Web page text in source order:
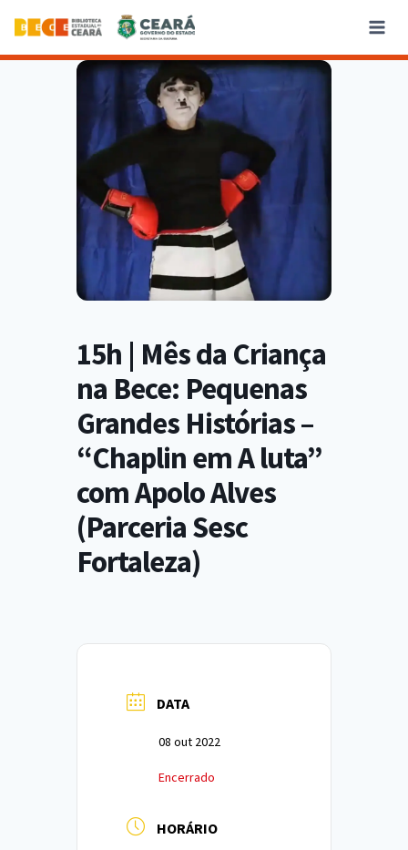
15h | Mês da Criança
na Bece: Pequenas
Grandes Histórias –
“Chaplin em A luta”
com Apolo Alves
(Parceria Sesc
Fortaleza)
DATA
08 out 2022
Encerrado
HORÁRIO